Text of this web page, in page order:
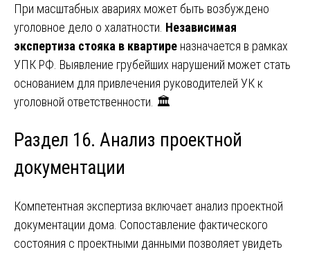
При масштабных авариях может быть возбуждено
уголовное дело о халатности. Независимая
экспертиза стояка в квартире назначается в рамках
УПК РФ. Выявление грубейших нарушений может стать
основанием для привлечения руководителей УК к
уголовной ответственности. 🏛️
Раздел 16. Анализ проектной
документации
Компетентная экспертиза включает анализ проектной
документации дома. Сопоставление фактического
состояния с проектными данными позволяет увидеть